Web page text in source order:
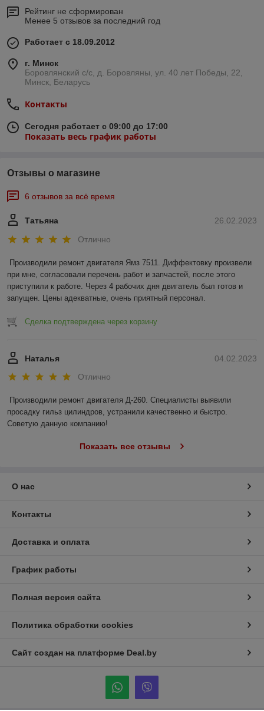
Рейтинг не сформирован
Менее 5 отзывов за последний год
Работает с 18.09.2012
г. Минск
Боровлянский с/с, д. Боровляны, ул. 40 лет Победы, 22,
Минск, Беларусь
Контакты
Сегодня работает с 09:00 до 17:00
Показать весь график работы
Отзывы о магазине
6 отзывов за всё время
26.02.2023
Татьяна
Отлично
Производили ремонт двигателя Ямз 7511. Диффектовку произвели
при мне, согласовали перечень работ и запчастей, после этого
приступили к работе. Через 4 рабочих дня двигатель был готов и
запущен. Цены адекватные, очень приятный персонал.
Сделка подтверждена через корзину
04.02.2023
Наталья
Отлично
Производили ремонт двигателя Д-260. Специалисты выявили
просадку гильз цилиндров, устранили качественно и быстро.
Советую данную компанию!
Показать все отзывы
О нас
Контакты
Доставка и оплата
График работы
Полная версия сайта
Политика обработки cookies
Сайт создан на платформе Deal.by